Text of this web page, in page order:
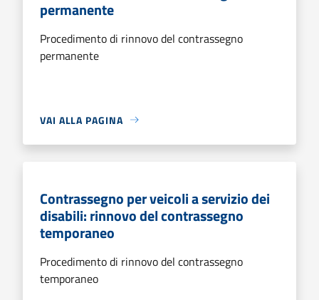
permanente
Procedimento di rinnovo del contrassegno
permanente
VAI ALLA PAGINA
Contrassegno per veicoli a servizio dei
disabili: rinnovo del contrassegno
temporaneo
Procedimento di rinnovo del contrassegno
temporaneo